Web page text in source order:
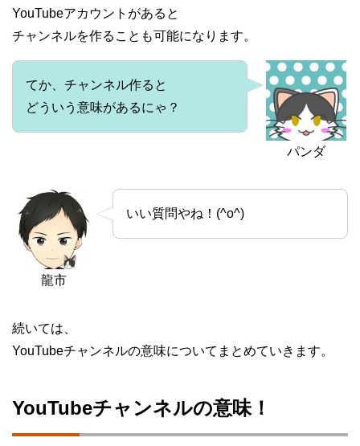
YouTubeアカウントがあると
チャンネルを作ることも可能になります。
パンダ
てか、チャンネル作ると
どういう意味があるにゃ？
龍市
いい質問やね！(^o^)
続いては、
YouTubeチャンネルの意味についてまとめていきます。
YouTubeチャンネルの意味！